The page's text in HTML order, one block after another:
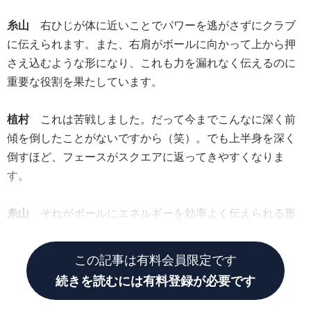
糸山 右ひじが体に近いことでパワーを逃がさずにクラブ
に伝えられます。また、右肩がボールに向かって上から押
さえ込むような形になり、これも力を漏れなく伝えるのに
重要な役割を果たしています。
植村これは苦戦しました。だって今までこんなに深く前
傾を倒したことがないですから（笑）。でも上半身を深く
倒すほど、フェースがスクエアに返ってきやすくなりま
す。
糸山 それがボールにエネルギーを効率よく伝えられる形
この記事は有料会員限定です
続きを読むには有料登録が必要です